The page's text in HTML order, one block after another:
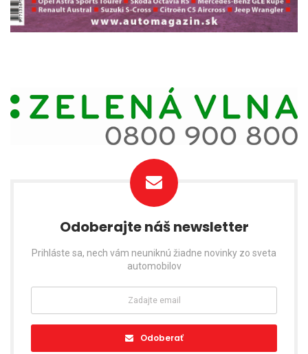
Odoberajte náš newsletter
Prihláste sa, nech vám neuniknú žiadne novinky zo sveta
automobilov
Odoberať